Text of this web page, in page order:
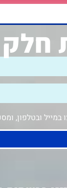
חלק
ובטלפון,